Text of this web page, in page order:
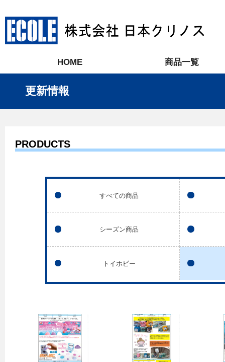
HOME 商品一覧
更新情報
PRODUCTS
すべての商品
シーズン商品
トイホビー